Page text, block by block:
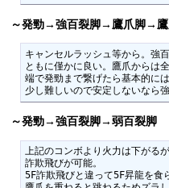
～発勁→強百裂脚→鷹爪脚→
キャンセルラッシュ等から。強
ともに僅かに良い。鷹爪からは全
端で発勁まで繋げたら基本的に
少し難しいので安定しないなら強
～発勁→強百裂脚→弱百裂脚
上記のコンボより火力は下がる
詐欺飛びが可能。
5F詐欺飛びと違って5F昇龍を食